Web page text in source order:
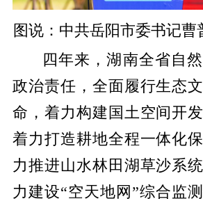
图说：中共岳阳市委书记曹
四年来，湖南全省自
政治责任，全面履行生态
命，着力构建国土空间开
着力打造耕地全程一体化
力推进山水林田湖草沙系
力建设“空天地网”综合监